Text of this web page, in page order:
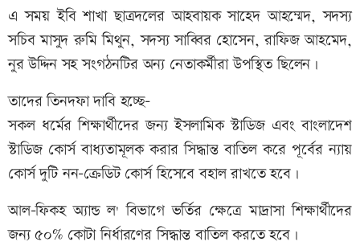
এ সময় ইবি শাখা ছাত্রদলের আহবায়ক সাহেদ আহম্মেদ, সদস্য
সচিব মাসুদ রুমি মিথুন, সদস্য সাব্বির হোসেন, রাফিজ আহমেদ,
নুর উদ্দিন সহ সংগঠনটির অন্য নেতাকর্মীরা উপস্থিত ছিলেন।
তাদের তিনদফা দাবি হচ্ছে-
সকল ধর্মের শিক্ষার্থীদের জন্য ইসলামিক স্টাডিজ এবং বাংলাদেশ
স্টাডিজ কোর্স বাধ্যতামূলক করার সিদ্ধান্ত বাতিল করে পূর্বের ন্যায়
কোর্স দুটি নন-ক্রেডিট কোর্স হিসেবে বহাল রাখতে হবে।
আল-ফিকহ অ্যান্ড ল' বিভাগে ভর্তির ক্ষেত্রে মাদ্রাসা শিক্ষার্থীদের
জন্য ৫০% কোটা নির্ধারণের সিদ্ধান্ত বাতিল করতে হবে।